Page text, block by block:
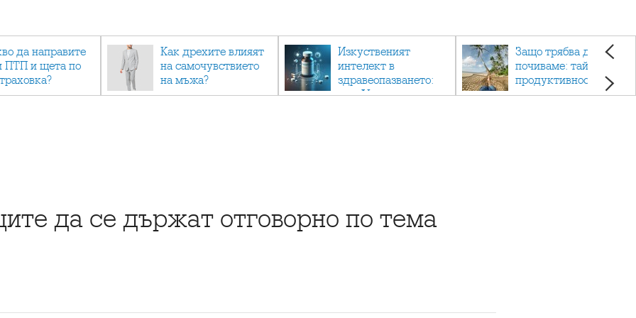
да направите
ПТП и щета по
Как дрехите влияят
на самочувствието
на мъжа?
Изкуственият
интелект в
здравеопазването:
как AI променя
Защо трябва да си
почиваме: тайната на
продуктивността,
здравето и добрия
да се държат отговорно по тема